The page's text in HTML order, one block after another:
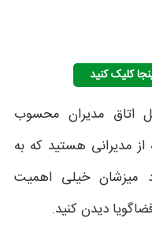
کلیک کنید
اتاق مدیران محسوب
مدیرانی هستید که به
میزشان خیلی اهمیت
دیدن کنید.